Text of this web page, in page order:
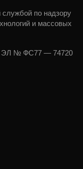
службой по надзору
и массовых
ЭЛ № ФС77 — 74720